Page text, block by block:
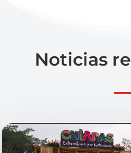
Noticias